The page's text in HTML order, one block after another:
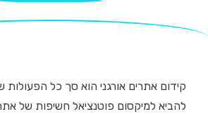
קידום אתרים אורגני הוא סך כל הפעולות
להביא למיקסום פוטנציאל חשיפות של